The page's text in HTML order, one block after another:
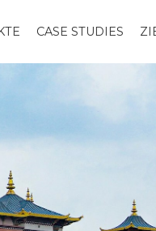
CASE STUDIES